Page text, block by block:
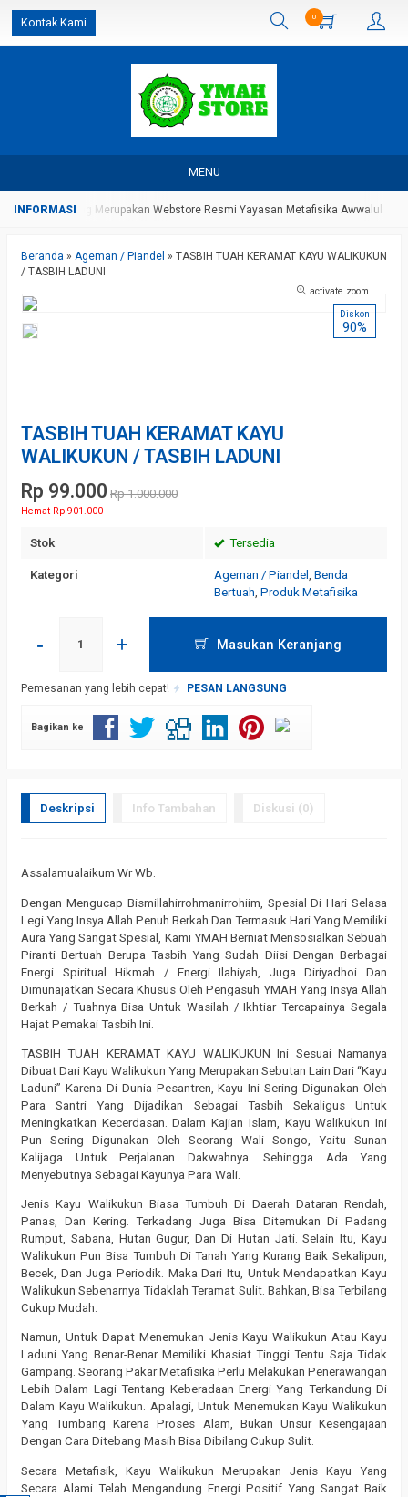
Kontak Kami 0
MENU
Store Yang Merupakan Webstore Resmi Yayasan Metafisika Awwalul
Beranda » Ageman / Piandel » TASBIH TUAH KERAMAT KAYU WALIKUKUN
/ TASBIH LADUNI
activate zoom
Diskon
90%
TASBIH TUAH KERAMAT KAYU
WALIKUKUN / TASBIH LADUNI
Rp 99.000 Rp 1.000.000
Hemat Rp 901.000
Stok Tersedia
Kategori Ageman / Piandel , Benda
Bertuah, Produk Metafisika
- + Masukan Keranjang
Pemesanan yang lebih cepat! PESAN LANGSUNG
Bagikan ke
Deskripsi Info Tambahan Diskusi (0)
Assalamualaikum Wr Wb.
Dengan Mengucap Bismillahirrohmanirrohiim, Spesial Di Hari Selasa
Legi Yang Insya Allah Penuh Berkah Dan Termasuk Hari Yang Memiliki
Aura Yang Sangat Spesial, Kami YMAH Berniat Mensosialkan Sebuah
Piranti Bertuah Berupa Tasbih Yang Sudah Diisi Dengan Berbagai
Energi Spiritual Hikmah / Energi Ilahiyah, Juga Diriyadhoi Dan
Dimunajatkan Secara Khusus Oleh Pengasuh YMAH Yang Insya Allah
Berkah / Tuahnya Bisa Untuk Wasilah / Ikhtiar Tercapainya Segala
Hajat Pemakai Tasbih Ini.
TASBIH TUAH KERAMAT KAYU WALIKUKUN Ini Sesuai Namanya
Dibuat Dari Kayu Walikukun Yang Merupakan Sebutan Lain Dari “Kayu
Laduni” Karena Di Dunia Pesantren, Kayu Ini Sering Digunakan Oleh
Para Santri Yang Dijadikan Sebagai Tasbih Sekaligus Untuk
Meningkatkan Kecerdasan. Dalam Kajian Islam, Kayu Walikukun Ini
Pun Sering Digunakan Oleh Seorang Wali Songo, Yaitu Sunan
Kalijaga Untuk Perjalanan Dakwahnya. Sehingga Ada Yang
Menyebutnya Sebagai Kayunya Para Wali.
Jenis Kayu Walikukun Biasa Tumbuh Di Daerah Dataran Rendah,
Panas, Dan Kering. Terkadang Juga Bisa Ditemukan Di Padang
Rumput, Sabana, Hutan Gugur, Dan Di Hutan Jati. Selain Itu, Kayu
Walikukun Pun Bisa Tumbuh Di Tanah Yang Kurang Baik Sekalipun,
Becek, Dan Juga Periodik. Maka Dari Itu, Untuk Mendapatkan Kayu
Walikukun Sebenarnya Tidaklah Teramat Sulit. Bahkan, Bisa Terbilang
Cukup Mudah.
Namun, Untuk Dapat Menemukan Jenis Kayu Walikukun Atau Kayu
Laduni Yang Benar-Benar Memiliki Khasiat Tinggi Tentu Saja Tidak
Gampang. Seorang Pakar Metafisika Perlu Melakukan Penerawangan
Lebih Dalam Lagi Tentang Keberadaan Energi Yang Terkandung Di
Dalam Kayu Walikukun. Apalagi, Untuk Menemukan Kayu Walikukun
Yang Tumbang Karena Proses Alam, Bukan Unsur Kesengajaan
Dengan Cara Ditebang Masih Bisa Dibilang Cukup Sulit.
Secara Metafisik, Kayu Walikukun Merupakan Jenis Kayu Yang
Secara Alami Telah Mengandung Energi Positif Yang Sangat Baik